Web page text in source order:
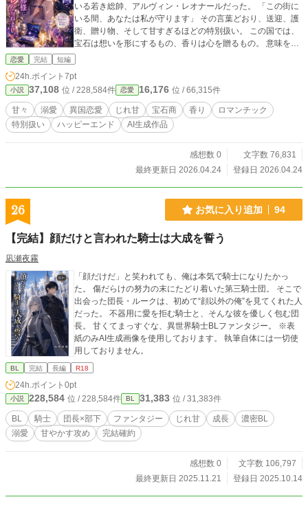
いる若き総帥、アルヴィン・レオナールだった。 「この街に
いる間、あなたは私が守ります」 その言葉どおり、送迎、護
衛、贈り物、そして甘すぎるほどの特別扱い。 この国では、
宝石は想いを形にするもの、香りは心を贈るもの。 意味を知
るたび、彼の優しさがただの親切ではないと気づいていく。
け隠しきれない熱を見せ始めて――。 きらめく都で始まる、
甘々王道・異国ロマンス。 ◇完結済ー本編12話＋終章＋番外
編◇
恋愛 完結 短編
24h.ポイント 7pt
小説 37,108 位 / 228,584件 恋愛 16,176 位 / 66,315件
甘々 溺愛 異国恋愛 じれ甘 宝石商 香り
ロマンチック
特別扱い
ハッピーエンド AI生成作品
感想数 0
文字数 76,831
最終更新日 2026.04.24
登録日 2026.04.24
26 お気に入り追加 94
【完結】顔だけと言われた騎士は大成を誓う
凪瀬夜霧
「顔だけだ」と笑われても、俺は本気で騎士になりたかっ
た。 傷だらけの努力の末にたどり着いた第三騎士団。 そこで
出会った団長・ルークは、初めて“顔以外の俺”を見てくれた人
だった。 不器用に愛を拒む騎士と、そんな彼を優しく包む団
長。 甘くてまっすぐな、異世界騎士BLファンタジー。 ※表
紙のみAI生成画像を使用しております。 執筆自体には一切使
用しておりません。
BL 完結 長編 R18
24h.ポイント 0pt
小説 228,584 位 / 228,584件 BL 31,383 位 / 31,383件
BL 騎士 団長×部下 ファンタジー じれ甘 成長
濃密BL
溺愛
甘やかす攻め 完結確約
感想数 0
文字数 106,797
最終更新日 2025.11.21
登録日 2025.10.14